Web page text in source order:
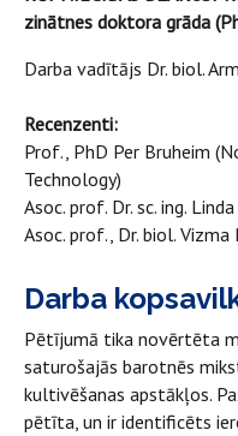
zinātnes doktora grāda
Darba vadītājs Dr. biol.
Recenzenti:
Prof., PhD Per Bruheim
Technology)
Asoc. prof. Dr. sc. ing.
Asoc. prof., Dr. biol.
Darba
Pētījumā tika novērtēta
saturošajās barotnēs
kultivēšanas apstākļos.
pētīta, un ir identificēts